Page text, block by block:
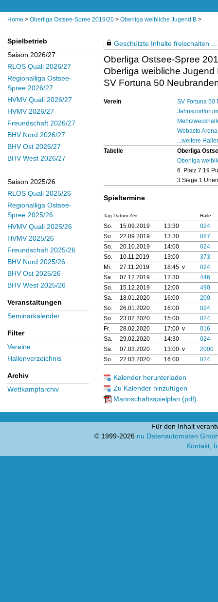
Home > Oberliga Ostsee-Spree 2019/20 > Oberliga weibliche Jugend B >
Spielbetrieb
Saison 2026/27
RLOS Quali 2026/27
Regionalliga Ostsee-
Spree 2026/27
HVMV Quali 2026/27
HVMV 2026/27
Freundschaft 2026/27
BHV Nord 2026/27
BHV Ost 2026/27
BHV West 2026/27
Saison 2025/26
RLOS Quali 2025/26
Regionalliga Ostsee-
Spree 2025/26
HVMV Quali 2025/26
HVMV 2025/26
Freundschaft 2025/26
BHV Nord 2025/26
BHV Ost 2025/26
BHV West 2025/26
Veranstaltungen
Seminarkalender
Filter
Vereine
Hallenverzeichnis
Archiv
Wettkampfarchiv
Geschützte Inhalte freischalten ...
Oberliga Ostsee-Spree
Oberliga weibliche Jugend
SV Fortuna 50
Verein
SV Fortuna 50
Webasto
...weitere
Tabelle
Oberliga
Oberliga
6. Platz 7:19
3 Siege 1
Spieltermine
Tag Datum Zeit Halle
So. 15.09.2019 13:30
024
So.
22.09.2019 13:30
087
So.
20.10.2019 14:00
024
So.
10.11.2019 13:00
373
Mi.
27.11.2019 18:45 v
024
Sa.
07.12.2019 12:30
446
So.
15.12.2019 12:00
490
Sa.
18.01.2020 16:00
200
So.
26.01.2020 16:00
024
So.
23.02.2020 15:00
024
Fr.
28.02.2020 17:00 v
016
Sa.
29.02.2020 14:30
024
Sa.
07.03.2020 13:00 v
2000
So.
22.03.2020 16:00 024
Kalender herunterladen
Zu Kalender hinzufügen
Mannschaftsspielplan (pdf)
Für den Inhalt
© 1999-2026 nu Datenautomaten
Kontakt,